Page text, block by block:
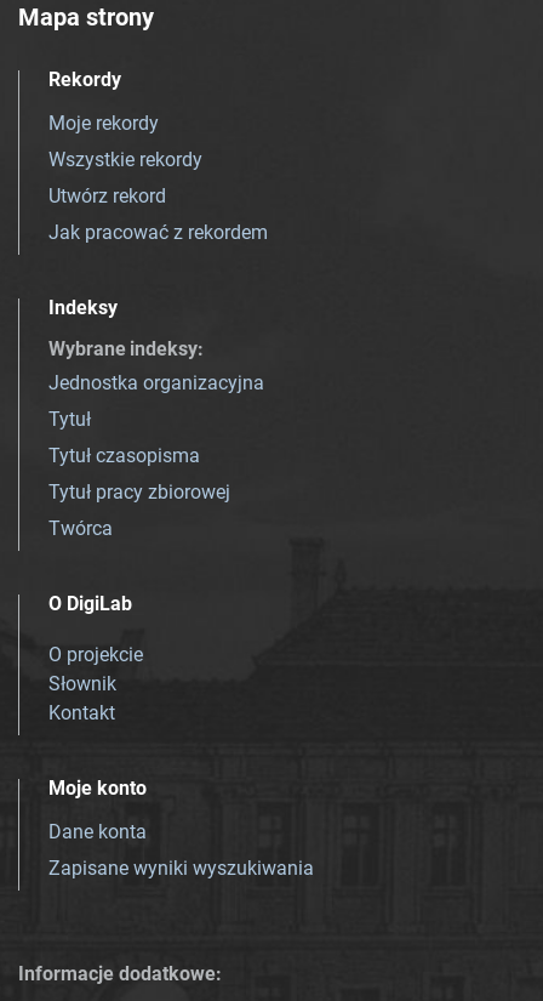
Mapa strony
Rekordy
Moje rekordy
Wszystkie rekordy
Utwórz rekord
Jak pracować z rekordem
Indeksy
Wybrane indeksy:
Jednostka organizacyjna
Tytuł
Tytuł czasopisma
Tytuł pracy zbiorowej
Twórca
O DigiLab
O projekcie
Słownik
Kontakt
Moje konto
Dane konta
Zapisane wyniki wyszukiwania
Informacje dodatkowe: